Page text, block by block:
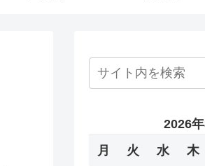
2026年
月
火 水 木